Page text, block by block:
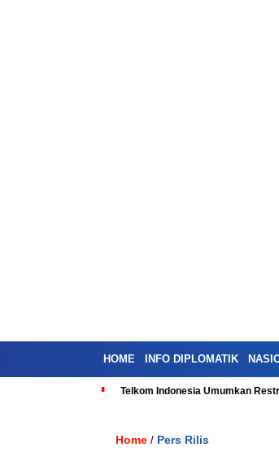
HOME INFO DIPLOMATIK
Telkom Indonesia Umumkan
Home / Pers Rilis